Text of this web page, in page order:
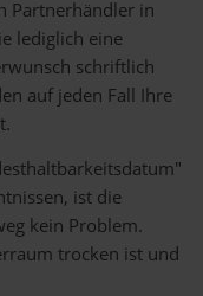
Partnerhändler in
lediglich eine
schriftlich
auf jeden Fall Ihre
ist die
kein Problem.
trocken ist und